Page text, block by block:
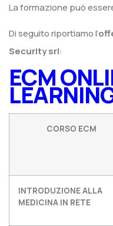
La formazione può
Di seguito riportiamo l’
Security srl:
ECM
CORSO ECM
INTRODUZIONE ALLA
MEDICINA IN RETE